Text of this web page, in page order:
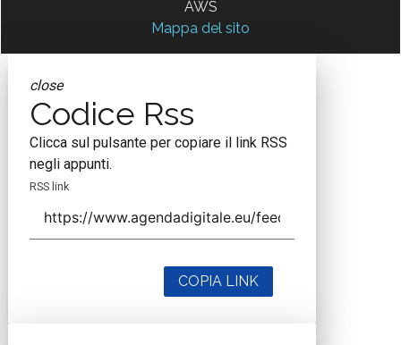
AWS
Mappa del sito
close
Codice Rss
Clicca sul pulsante per copiare il link RSS
negli appunti.
RSS link
COPIA LINK